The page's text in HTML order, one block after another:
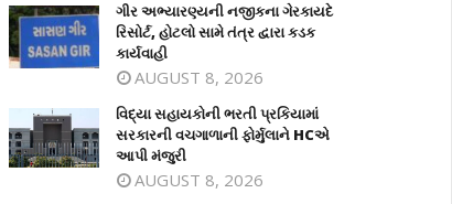
ગીર અભ્યારણ્યની નજીકના ગેરકાયદે
રિસોર્ટ, હોટલો સામે તંત્ર દ્વારા કડક
કાર્યવાહી
AUGUST 8, 2026
વિદ્યા સહાયકોની ભરતી પ્રકિયામાં
સરકારની વચગાળાની ફોર્મુલાને HCએ
આપી મંજુરી
AUGUST 8, 2026